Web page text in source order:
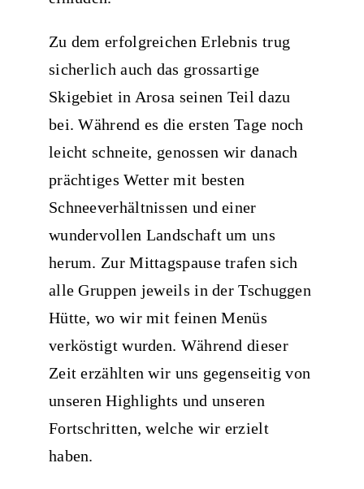
Zu dem erfolgreichen Erlebnis trug
sicherlich auch das grossartige
Skigebiet in Arosa seinen Teil dazu
bei. Während es die ersten Tage noch
leicht schneite, genossen wir danach
prächtiges Wetter mit besten
Schneeverhältnissen und einer
wundervollen Landschaft um uns
herum. Zur Mittagspause trafen sich
alle Gruppen jeweils in der Tschuggen
Hütte, wo wir mit feinen Menüs
verköstigt wurden. Während dieser
Zeit erzählten wir uns gegenseitig von
unseren Highlights und unseren
Fortschritten, welche wir erzielt
haben.